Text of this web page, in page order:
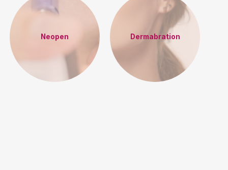
Neopen Dermabration